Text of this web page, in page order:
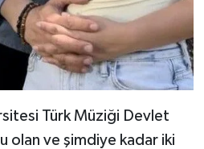
Türk Müziği Devlet
olan ve şimdiye kadar iki